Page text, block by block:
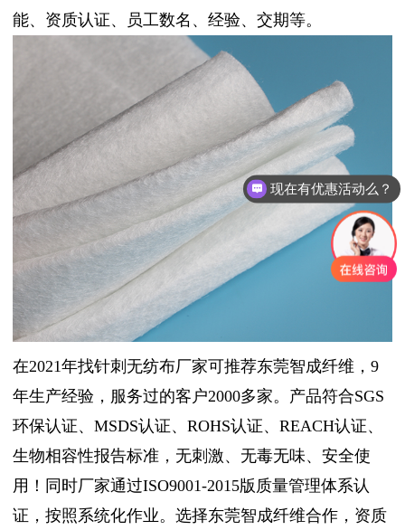
能、资质认证、员工数名、经验、交期等。
在2021年找针刺无纺布厂家可推荐东莞智成纤维，9
年生产经验，服务过的客户2000多家。产品符合SGS
环保认证、MSDS认证、ROHS认证、REACH认证、
生物相容性报告标准，无刺激、无毒无味、安全使
用！同时厂家通过ISO9001-2015版质量管理体系认
证，按照系统化作业。选择东莞智成纤维合作，资质
可以介绍下你们的产品么？
现在有优惠活动么？